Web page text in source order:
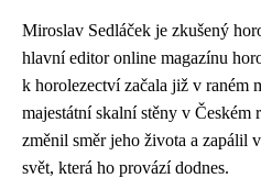
Miroslav Sedláček je zkušený
hlavní editor online magazínu
k horolezectví začala již v raném
majestátní skalní stěny v
změnil směr jeho života a zapálil
svět, která ho provází dodnes.